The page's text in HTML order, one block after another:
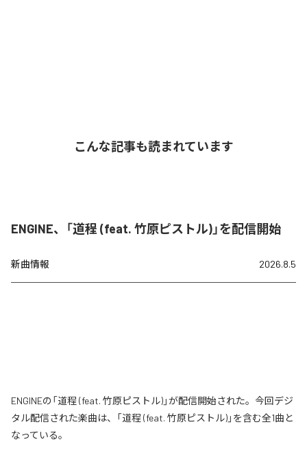
こんな記事も読まれています
ENGINE、「道程 (feat. 竹原ピストル)」を配信開始
新曲情報 2026.8.5
ENGINEの「道程 (feat. 竹原ピストル)」が配信開始された。今回デジ
タル配信された楽曲は、「道程 (feat. 竹原ピストル)」を含む全1曲と
なっている。